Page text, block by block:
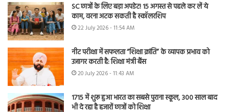
SC छात्रों के लिए बड़ा अपडेट! 15 अगस्त से पहले कर लें ये
काम, वरना अटक सकती है स्कॉलरशिप
22 July 2026 - 11:54 AM
नीट परीक्षा में सफलता “शिक्षा क्रांति” के व्यापक प्रभाव को
उजागर करती है: शिक्षा मंत्री बैंस
20 July 2026 - 11:43 AM
1715 में शुरू हुआ भारत का सबसे पुराना स्कूल, 300 साल बाद
भी दे रहा है हजारों छात्रों को शिक्षा